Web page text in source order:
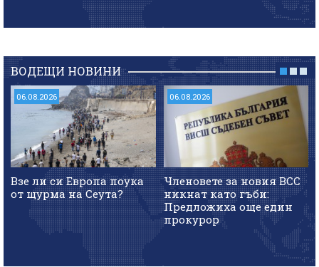
ВОДЕЩИ НОВИНИ
06.08.2026
Взе ли си Европа поука
от щурма на Сеута?
06.08.2026
Членовете за новия ВСС
никнат като гъби:
Предложиха още един
прокурор